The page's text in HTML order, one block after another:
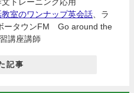
室のワンナップ英会話 、ラ
ータウンFM Go around the
講座講師
記事